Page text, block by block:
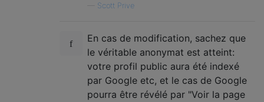
Scott Prive
En cas de modification, sachez que
le véritable anonymat est atteint:
votre profil public aura été indexé
par Google etc, et le cas de Google
pourra être révélé par "Voir la page